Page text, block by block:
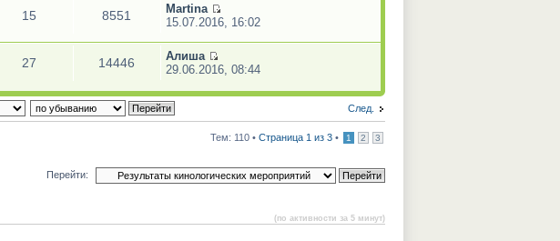
15 8551
Martina
15.07.2016, 16:02
27 14446
Алиша
29.06.2016, 08:44
След.
Тем: 110 • Страница 1 из 3 • 1 2 3
Перейти:
(по активности за 5 минут)